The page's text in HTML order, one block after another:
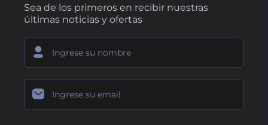
Sea de los primeros en recibir nuestras
últimas noticias y ofertas